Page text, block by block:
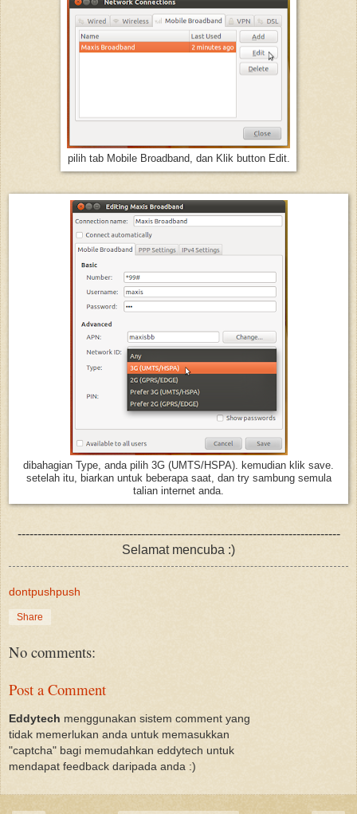
pilih tab Mobile Broadband, dan Klik button Edit.
dibahagian Type, anda pilih 3G (UMTS/HSPA). kemudian klik save.
setelah itu, biarkan untuk beberapa saat, dan try sambung semula
talian internet anda.
---------------------------------------------------------------------------------
Selamat mencuba :)
dontpushpush
Share
No comments:
Post a Comment
Eddytech menggunakan sistem comment yang
tidak memerlukan anda untuk memasukkan
"captcha" bagi memudahkan eddytech untuk
mendapat feedback daripada anda :)